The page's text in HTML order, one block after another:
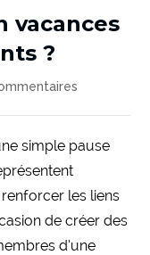
vacances
?
simple pause
les liens
de créer des
d’une